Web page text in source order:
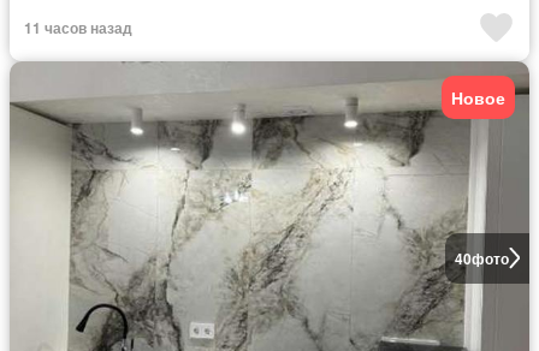
11 часов назад
40фото
Новое